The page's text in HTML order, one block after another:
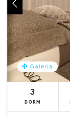
Galeria
3
DORM